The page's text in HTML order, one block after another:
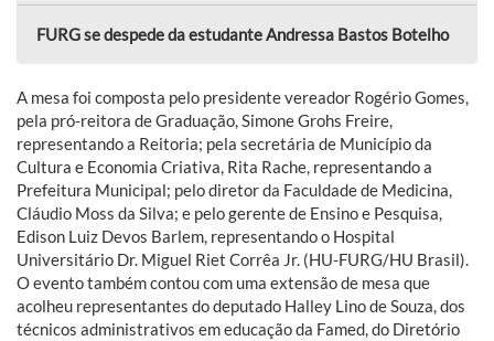
FURG se despede da estudante Andressa Bastos Botelho
A mesa foi composta pelo presidente vereador Rogério Gomes,
pela pró-reitora de Graduação, Simone Grohs Freire,
representando a Reitoria; pela secretária de Município da
Cultura e Economia Criativa, Rita Rache, representando a
Prefeitura Municipal; pelo diretor da Faculdade de Medicina,
Cláudio Moss da Silva; e pelo gerente de Ensino e Pesquisa,
Edison Luiz Devos Barlem, representando o Hospital
Universitário Dr. Miguel Riet Corrêa Jr. (HU-FURG/HU Brasil).
O evento também contou com uma extensão de mesa que
acolheu representantes do deputado Halley Lino de Souza, dos
técnicos administrativos em educação da Famed, do Diretório